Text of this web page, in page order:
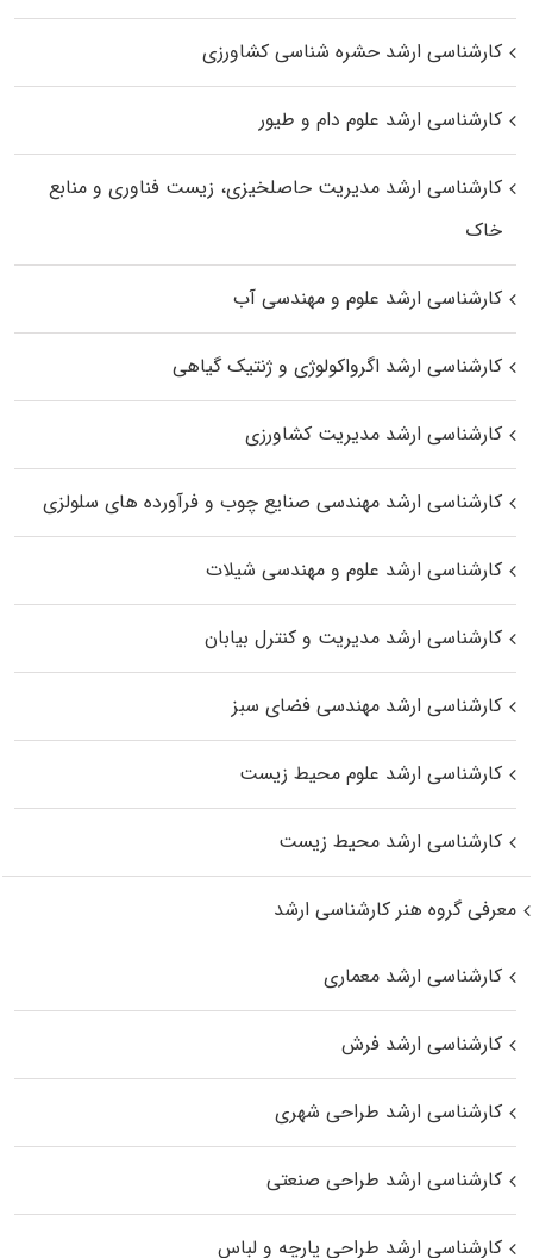
کارشناسی ارشد حشره‌ شناسی کشاورزی
کارشناسی ارشد علوم دام و طیور
کارشناسی ارشد مدیریت حاصلخیزی، زیست فناوری و منابع
خاک
کارشناسی ارشد علوم و مهندسی آب
کارشناسی ارشد اگرواکولوژی و ژنتیک گیاهی
کارشناسی ارشد مدیریت کشاورزی
کارشناسی ارشد مهندسی صنایع چوب و فرآورده‌ های سلولزی
کارشناسی ارشد علوم و مهندسی شیلات
کارشناسی ارشد مدیریت و کنترل بیابان
کارشناسی ارشد مهندسی فضای سبز
کارشناسی ارشد علوم محیط‌ زیست
کارشناسی ارشد محیط زیست
معرفی گروه هنر کارشناسی ارشد
کارشناسی ارشد معماری
کارشناسی ارشد فرش
کارشناسی ارشد طراحی شهری
کارشناسی ارشد طراحی صنعتی
کارشناسی ارشد طراحی پارچه و لباس